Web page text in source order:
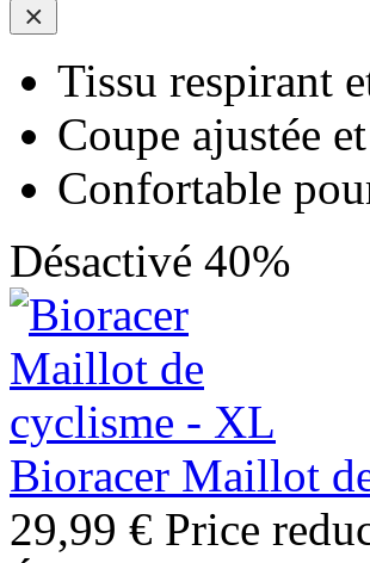
Tissu respirant
Coupe ajustée
Confortable
Désactivé 40%
Bioracer Maillot
29,99 € Price